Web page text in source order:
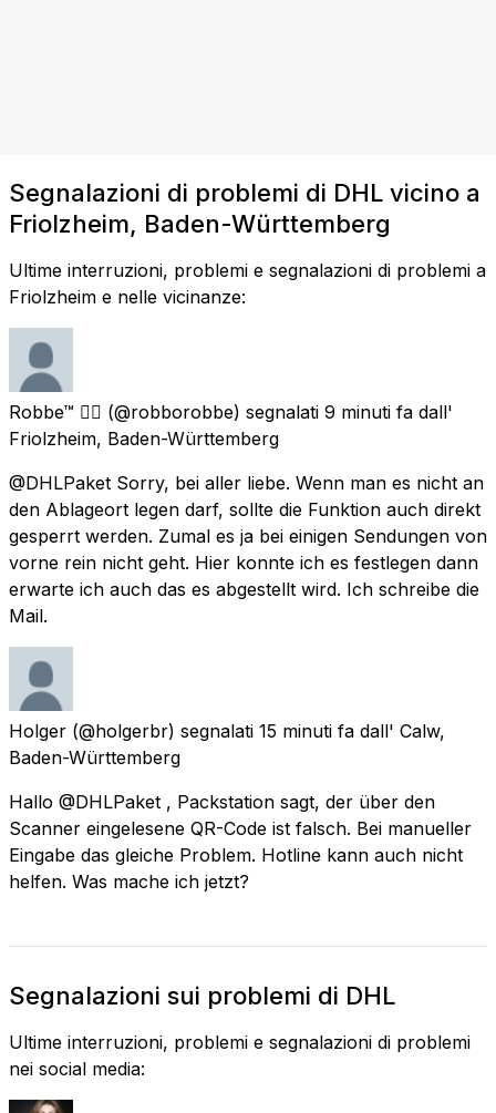
Segnalazioni di problemi di DHL vicino a
Friolzheim, Baden-Württemberg
Ultime interruzioni, problemi e segnalazioni di problemi a
Friolzheim e nelle vicinanze:
Robbe™ 🏳️‍🌈 (@robborobbe) segnalati 9 minuti fa dall'
Friolzheim, Baden-Württemberg
@DHLPaket Sorry, bei aller liebe. Wenn man es nicht an
den Ablageort legen darf, sollte die Funktion auch direkt
gesperrt werden. Zumal es ja bei einigen Sendungen von
vorne rein nicht geht. Hier konnte ich es festlegen dann
erwarte ich auch das es abgestellt wird. Ich schreibe die
Mail.
Holger (@holgerbr) segnalati 15 minuti fa dall' Calw,
Baden-Württemberg
Hallo @DHLPaket , Packstation sagt, der über den
Scanner eingelesene QR-Code ist falsch. Bei manueller
Eingabe das gleiche Problem. Hotline kann auch nicht
helfen. Was mache ich jetzt?
Segnalazioni sui problemi di DHL
Ultime interruzioni, problemi e segnalazioni di problemi
nei social media: